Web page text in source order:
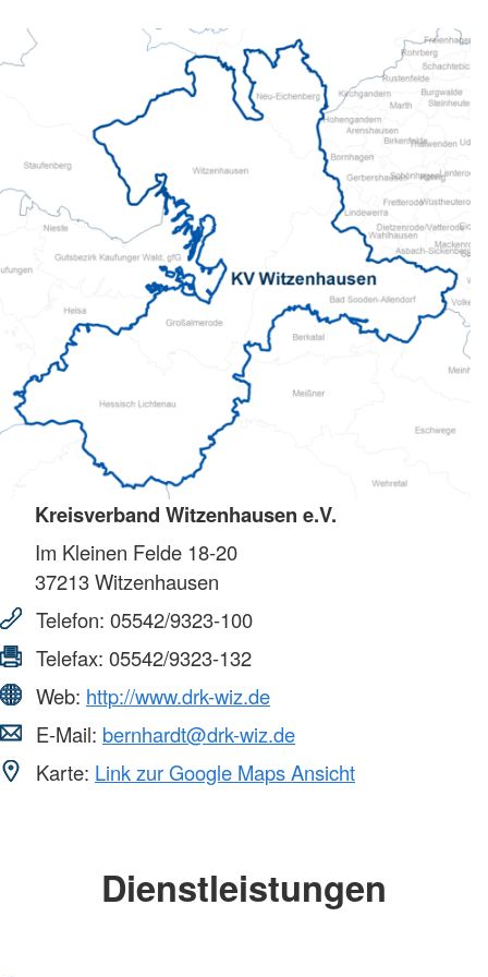
Kreisverband Witzenhausen e.V.
Im Kleinen Felde 18-20
37213Witzenhausen
Telefon: 05542/9323-100
Telefax: 05542/9323-132
Web: http://www.drk-wiz.de
E-Mail: bernhardt@drk-wiz.de
Karte: Link zur Google Maps Ansicht
Dienstleistungen